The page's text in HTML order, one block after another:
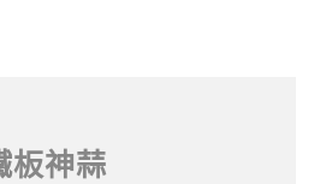
板神蒜